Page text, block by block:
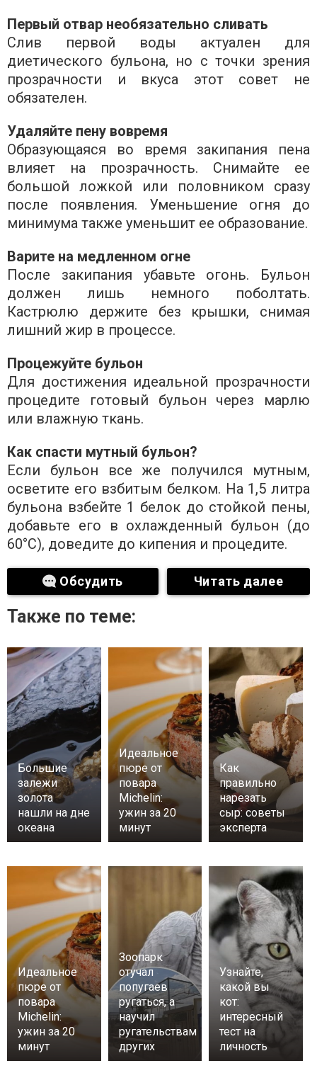
Первый отвар необязательно сливать
Слив первой воды актуален для
диетического бульона, но с точки зрения
прозрачности и вкуса этот совет не
обязателен.
Удаляйте пену вовремя
Образующаяся во время закипания пена
влияет на прозрачность. Снимайте ее
большой ложкой или половником сразу
после появления. Уменьшение огня до
минимума также уменьшит ее образование.
Варите на медленном огне
После закипания убавьте огонь. Бульон
должен лишь немного поболтать.
Кастрюлю держите без крышки, снимая
лишний жир в процессе.
Процежуйте бульон
Для достижения идеальной прозрачности
процедите готовый бульон через марлю
или влажную ткань.
Как спасти мутный бульон?
Если бульон все же получился мутным,
осветите его взбитым белком. На 1,5 литра
бульона взбейте 1 белок до стойкой пены,
добавьте его в охлажденный бульон (до
60°C), доведите до кипения и процедите.
Обсудить Читать далее
Также по теме:
Большие
залежи
золота
нашли на дне
океана
Идеальное
пюре от
повара
Michelin:
ужин за 20
минут
Как
правильно
нарезать
сыр: советы
эксперта
Идеальное
пюре от
повара
Michelin:
ужин за 20
минут
Зоопарк
отучал
попугаев
ругаться, а
научил
ругательствам
других
Узнайте,
какой вы
кот:
интересный
тест на
личность